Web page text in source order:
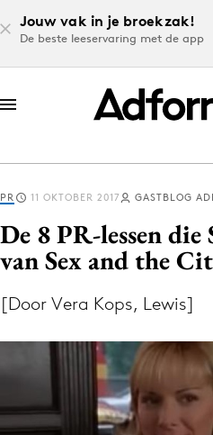
Jouw vak in je broekzak!
De beste leeservaring met de app
Log in
Download
Volg het laatste
PR 11 OKTOBER 2017 GASTBLOG
De 8 PR-lessen die
van Sex and the
[Door Vera Kops, Lewis]